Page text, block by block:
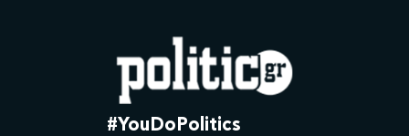
#YouDoPolitics